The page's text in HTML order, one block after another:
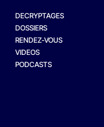
DECRYPTAGES
DOSSIERS
RENDEZ-VOUS
VIDEOS
PODCASTS